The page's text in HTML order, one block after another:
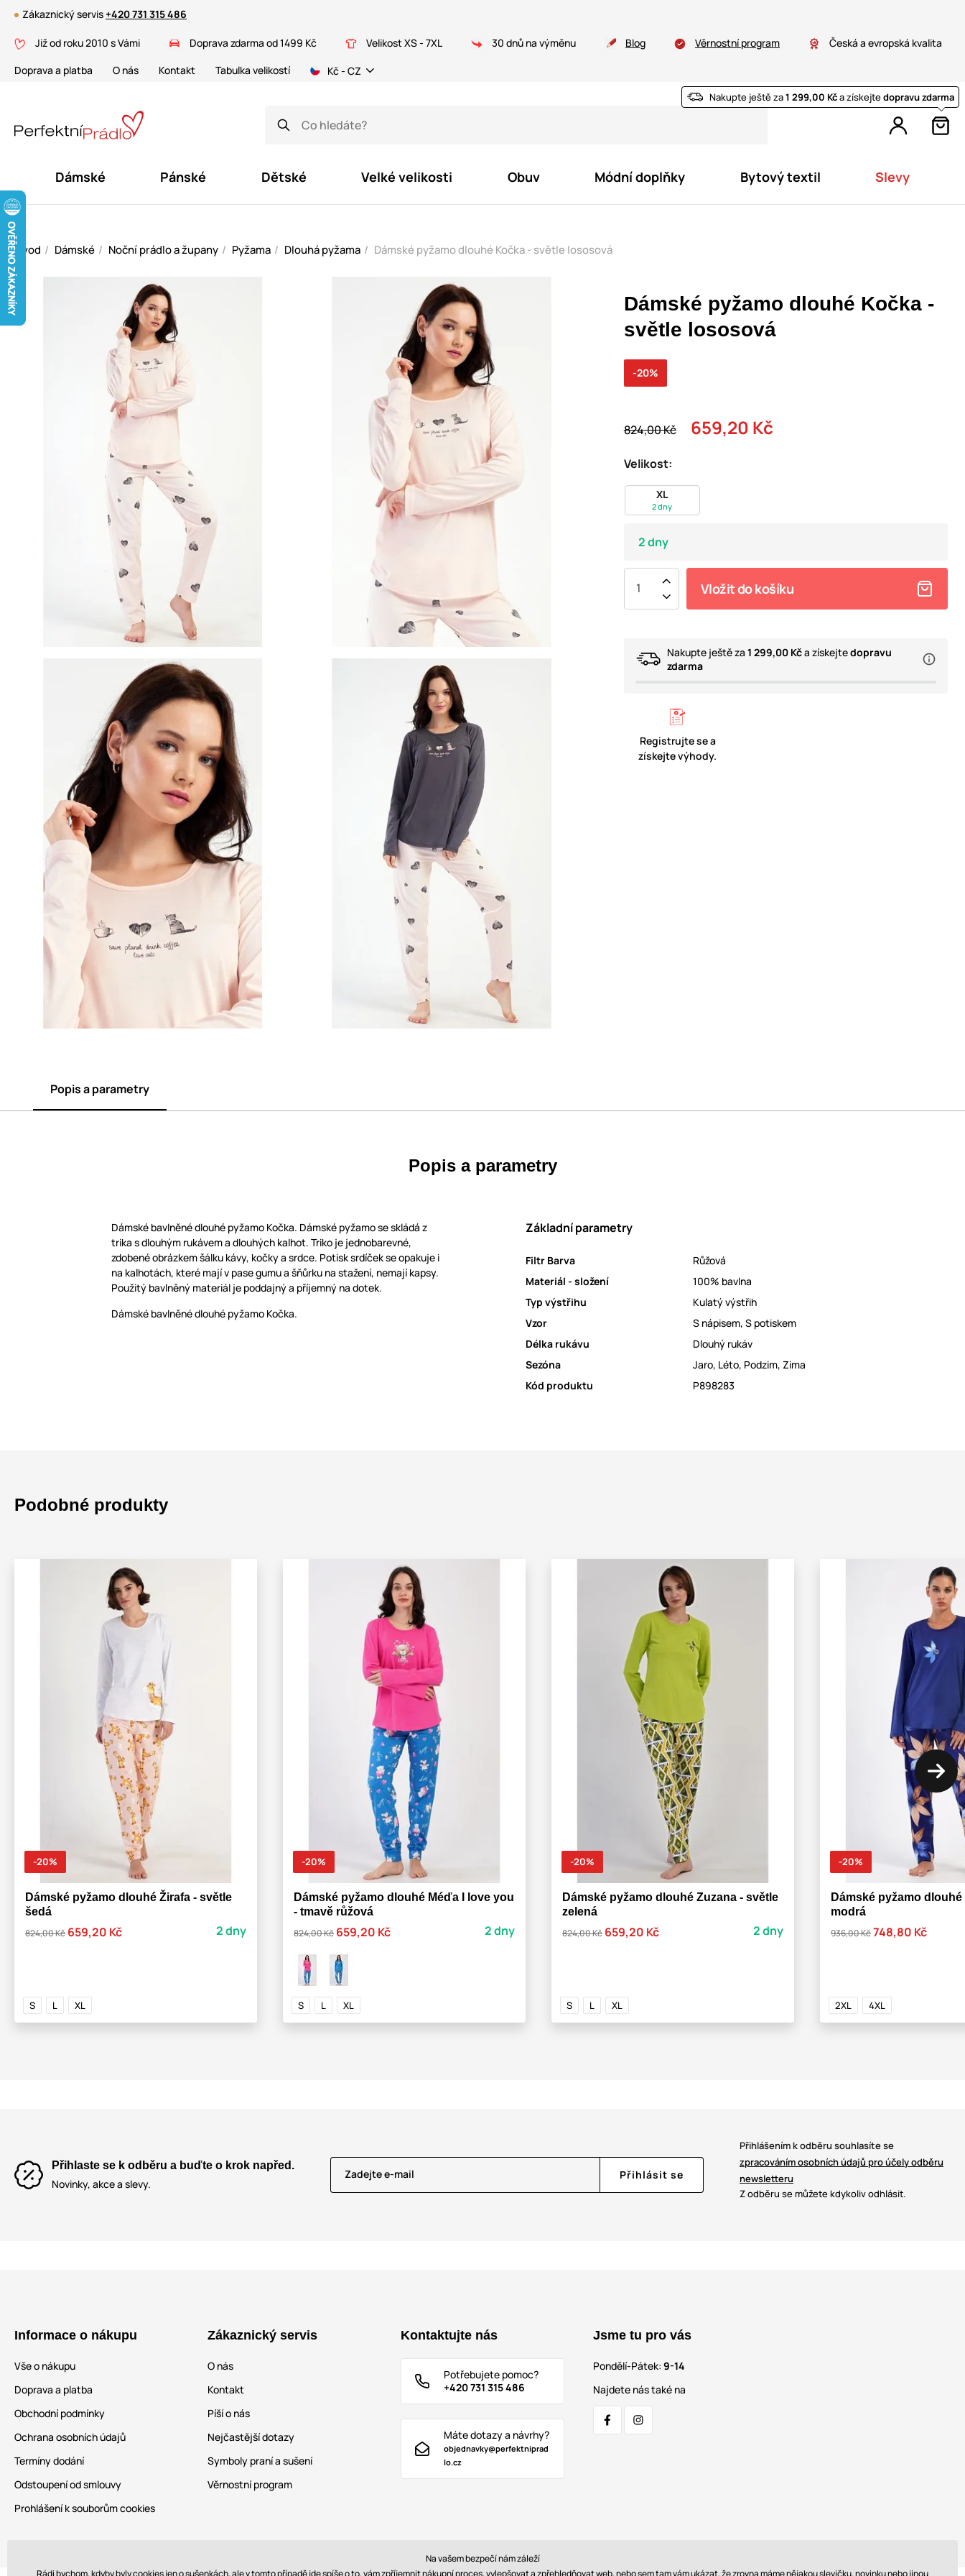
Zákaznický servis+420 731 315 486
Již od roku 2010 s Vámi Doprava zdarma od 1499 Kč Velikost XS - 7XL 30 dnů na výměnu Blog Věrnostní program
Česká a evropská kvalita
Doprava a platba
O nás Kontakt Tabulka velikostí Kč - CZ
Nakupte ještě za1 299,00 Kča získejtedopravu zdarma
Dámské Pánské Dětské Velké velikosti Obuv Módní doplňky Bytový textil Slevy
Úvod Dámské Noční prádlo a župany Pyžama Dlouhá pyžama Dámské pyžamo dlouhé Kočka - světle lososová
Dámské pyžamo dlouhé Kočka -
světle lososová
824,00 Kč 659,20 Kč
-20%
Velikost:
XL
2 dny
2 dny
Vložit do košíku
Nakupte ještě za 1 299,00 Kča získejtedopravu
zdarma
Registrujte se a
získejte výhody.
Popis a parametry
Popis a parametry
Dámské bavlněné dlouhé pyžamo Kočka. Dámské pyžamo se skládá z
trika s dlouhým rukávem a dlouhých kalhot. Triko je jednobarevné,
zdobené obrázkem šálku kávy, kočky a srdce. Potisk srdíček se opakuje i
na kalhotách, které mají v pase gumu a šňůrku na stažení, nemají kapsy.
Použitý bavlněný materiál je poddajný a příjemný na dotek.
Dámské bavlněné dlouhé pyžamo Kočka.
Základní parametry
Filtr Barva
Růžová
Materiál - složení
100% bavlna
Typ výstřihu
Kulatý výstřih
Vzor
S nápisem, S potiskem
Délka rukávu
Dlouhý rukáv
Sezóna
Jaro, Léto, Podzim, Zima
Kód produktu
P898283
Podobné produkty
-20%
Dámské pyžamo dlouhé Žirafa - světle
šedá
824,00 Kč 659,20 Kč 2 dny
S L XL
-20%
Dámské pyžamo dlouhé Méďa I love you
- tmavě růžová
824,00 Kč 659,20 Kč 2 dny
S L XL
-20%
Dámské pyžamo dlouhé Zuzana - světle
zelená
824,00 Kč 659,20 Kč 2 dny
S L XL
-20%
Dámské pyžamo dlouhé
modrá
936,00 Kč748,80 Kč
2XL 4XL
Přihlaste se k odběru a buďte o krok napřed.
Novinky, akce a slevy.
Zadejte e-mail Přihlásit se
Přihlášením k odběru souhlasíte se
zpracováním osobních údajů pro účely odběru
newsletteru
Z odběru se můžete kdykoliv odhlásit.
Informace o nákupu
Vše o nákupu
Doprava a platba
Obchodní podmínky
Ochrana osobních údajů
Termíny dodání
Odstoupení od smlouvy
Prohlášení k souborům cookies
Zákaznický servis
O nás
Kontakt
Píší o nás
Nejčastější dotazy
Symboly praní a sušení
Věrnostní program
Kontaktujte nás
Potřebujete pomoc?
+420 731 315 486
Máte dotazy a návrhy?
objednavky@perfektniprad
lo.cz
Jsme tu pro vás
Pondělí-Pátek:9-14
Najdete nás také na
Na vašem bezpečí nám záleží
Rádi bychom, kdyby byly cookies jen o sušenkách, ale v tomto případě jde spíše o to, vám zpříjemnit nákupní proces, vylepšovat a zpřehledňovat web, nebo sem tam vám ukázat, že zrovna máme nějakou slevičku, novinku nebo jinou